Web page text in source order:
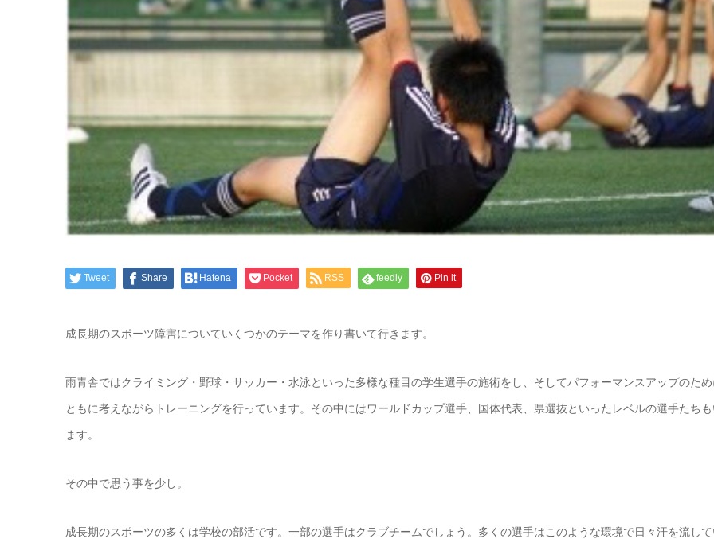
Tweet Share Hatena Pocket RSS feedly Pin it
成長期のスポーツ障害についていくつかのテーマを作り書いて行きます。
雨青舎ではクライミング・野球・サッカー・水泳といった多様な種目の学生選手の施術をし、そしてパフォーマンスアップのため
ともに考えながらトレーニングを行っています。その中にはワールドカップ選手、国体代表、県選抜といったレベルの選手たちも
ます。
その中で思う事を少し。
成長期のスポーツの多くは学校の部活です。一部の選手はクラブチームでしょう。多くの選手はこのような環境で日々汗を流して